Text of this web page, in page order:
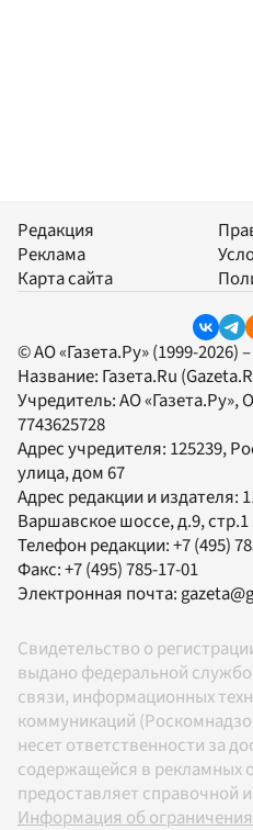
Редакция
Реклама
Карта сайта
© АО «Газета.Ру» (1999-2026)
Название: Газета.Ru
Учредитель:АО «Газета.Ру»,
7743625728
Адрес учредителя: 125239,
улица, дом 67
Адрес редакции и издателя:
Варшавское шоссе, д.9, стр.1
Телефон редакции:+7 (495)
Факс:+7 (495) 785-17-01
Электронная почта:
Свидетельство о
выдано федеральной
связи, информационных
коммуникаций
несет ответственности за
содержащейся в рекламных
предоставляет справочной
Информация об